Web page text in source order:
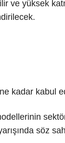
ve yüksek
kadar kabul
söz